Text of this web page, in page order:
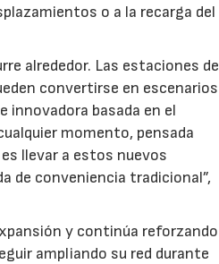
o a la recarga del
alrededor. Las estaciones de
convertirse en escenarios
innovadora basada en el
momento, pensada
llevar a estos nuevos
de conveniencia tradicional”,
y continúa reforzando
ampliando su red durante